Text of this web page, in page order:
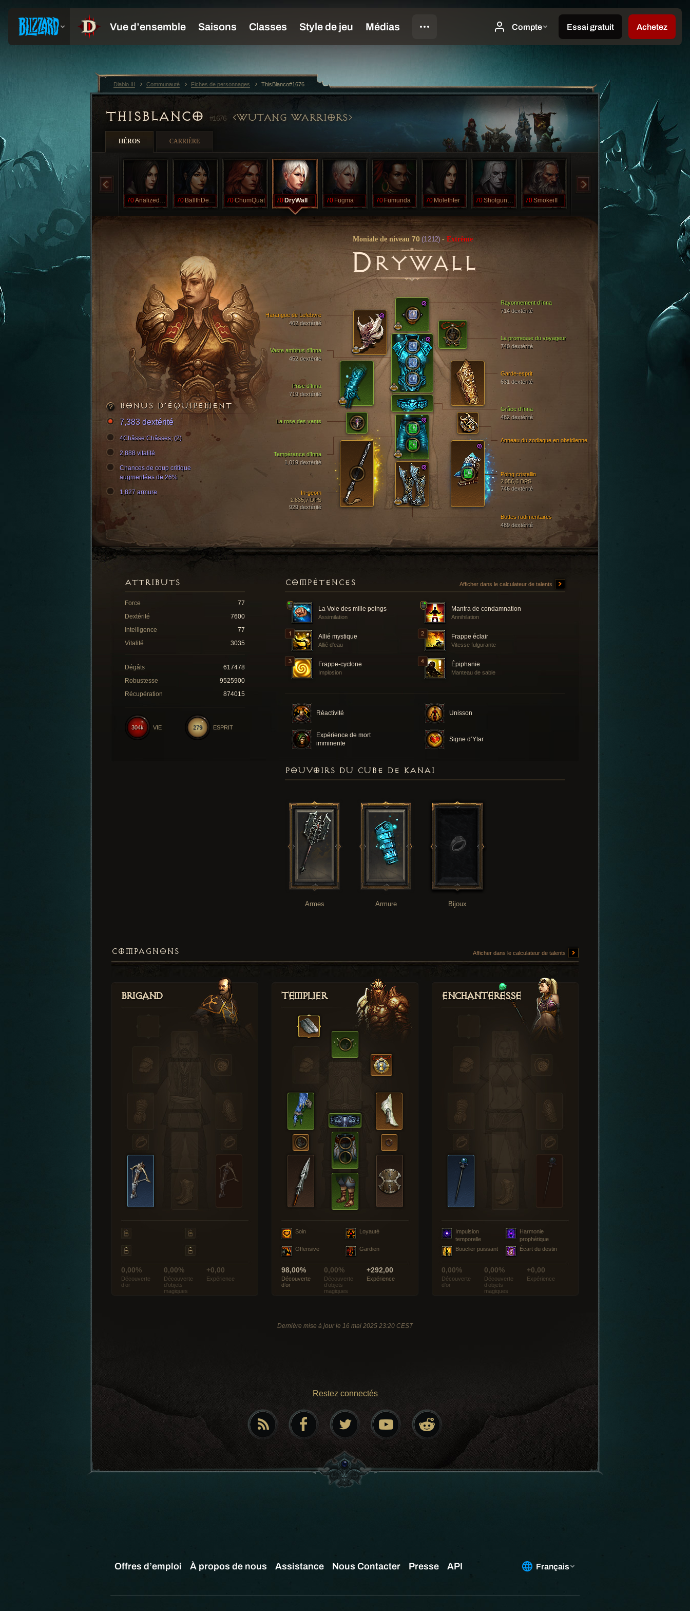
THISBLANCO #1676 WUTANG WARRIORS
HÉROS CARRIÈRE
70 AnalizedLana 70 BallthDeep 70ChumQuat 70 DryWall 70 Fugma 70 Fumunda 70 Molethter 70 ShotgunFace 70SmokeiII
Moniale de niveau70 (1 212) - Extrême
DRYWALL
Rayonnement d’Inna
714 dextérité
Vaste ambitus d’Inna
452 dextérité
Bottes rudimentaires
489 dextérité
Prise d’Inna
719 dextérité
Harangue de Lefebvre
462 dextérité
Tempérance d’Inna
1,019 dextérité
Garde-esprit
631 dextérité
In-geom
2 835,7 DPS
929 dextérité
Poing cristallin
2 056,6 DPS
746 dextérité
Grâce d’Inna
482 dextérité
Anneau du zodiaque en obsidienne
La rose des vents
La promesse du voyageur
740 dextérité
BONUS D’ÉQUIPEMENT
7,383 dextérité
4Châsse:Châsses; (2)
2,888 vitalité
Chances de coup critique
augmentées de 26%
1,827 armure
COMPÉTENCES Afficher dans le calculateur de talents
La Voie des mille poings
Assimilation
Mantra de condamnation
Annihilation
Allié mystique
Allié d’eau
Frappe éclair
Vitesse fulgurante
Frappe-cyclone
Implosion
Épiphanie
Manteau de sable
Réactivité Unisson
Expérience de mort
imminente
Signe d’Ytar
ATTRIBUTS
Force
77
Dextérité
7600
Intelligence
77
Vitalité
3035
Dégâts
617478
Robustesse
9525900
Récupération
874015
279 ESPRIT
304k VIE
POUVOIRS DU CUBE DE KANAI
Armes Armure Bijoux
COMPAGNONS Afficher dans le calculateur de talents
Brigand
0,00%
Découverte
d’or
0,00%
Découverte
d’objets
magiques
+0,00
Expérience
Templier
Soin Loyauté
Offensive Gardien
98,00%
Découverte
d’or
0,00%
Découverte
d’objets
magiques
+292,00
Expérience
Enchanteresse
Impulsion
temporelle
Harmonie
prophétique
Bouclier puissant
Écart du destin
0,00%
Découverte
d’or
0,00%
Découverte
d’objets
magiques
+0,00
Expérience
Dernière mise à jour le 16 mai 2025 23:20 CEST
Restez connectés
Diablo III Communauté Fiches de personnages ThisBlanco#1676